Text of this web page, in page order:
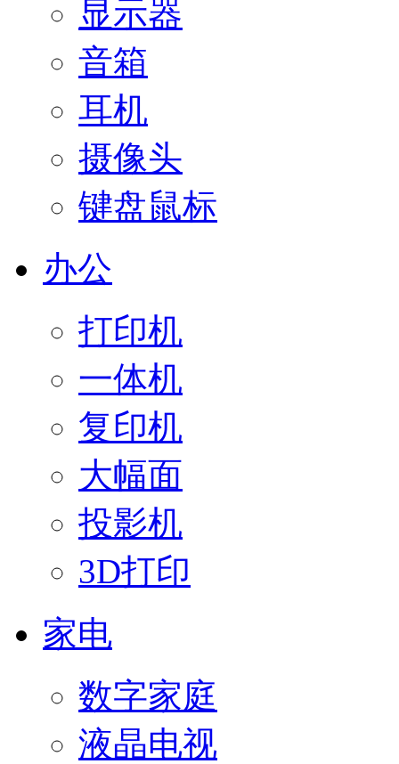
显示器
音箱
耳机
摄像头
键盘鼠标
办公
打印机
一体机
复印机
大幅面
投影机
3D打印
家电
数字家庭
液晶电视